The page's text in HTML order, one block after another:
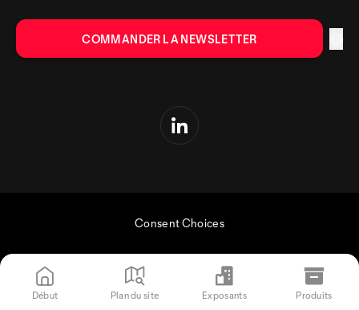
Consent Choices
Début Plan du site Exposants Produits